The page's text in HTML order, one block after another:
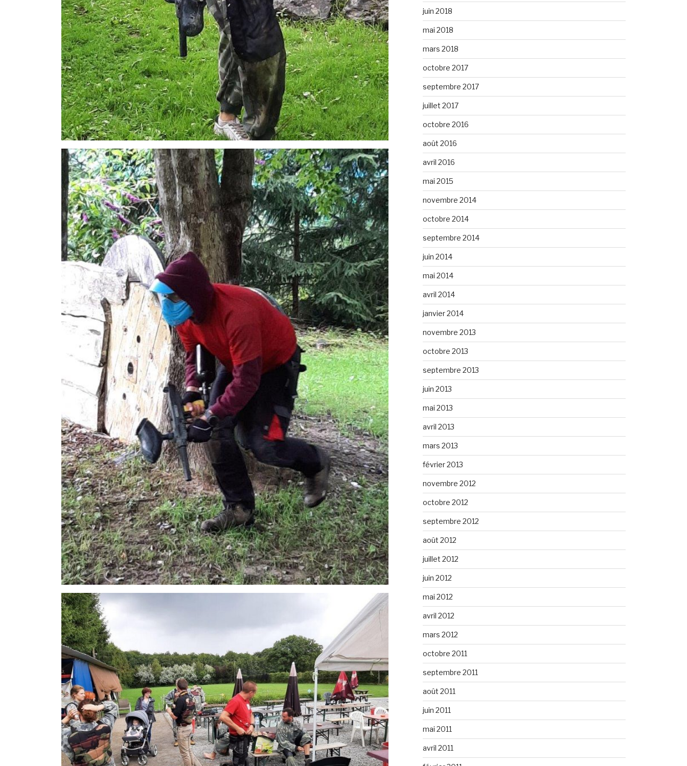
juin 2018
mai 2018
mars 2018
octobre 2017
septembre 2017
juillet 2017
octobre 2016
août 2016
avril 2016
mai 2015
novembre 2014
octobre 2014
septembre 2014
juin 2014
mai 2014
avril 2014
janvier 2014
novembre 2013
octobre 2013
septembre 2013
juin 2013
mai 2013
avril 2013
mars 2013
février 2013
novembre 2012
octobre 2012
septembre 2012
août 2012
juillet 2012
juin 2012
mai 2012
avril 2012
mars 2012
octobre 2011
septembre 2011
août 2011
juin 2011
mai 2011
avril 2011